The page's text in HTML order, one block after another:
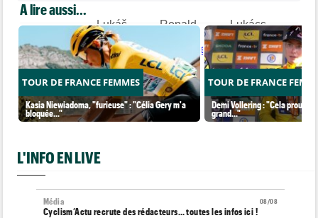
— Lukáš Ronald Lukács
(@lucasaganronald) December 13, 2023
A lire aussi...
TOUR DE FRANCE FEMMES
Kasia Niewiadoma, "furieuse" : "Célia Gery m'a
bloquée..."
TOUR DE FRANCE
Demi Vollering : "Cela prouve
grand..."
L'INFO EN LIVE
08/08
Média
Cyclism’Actu recrute des rédacteurs… toutes les infos ici !